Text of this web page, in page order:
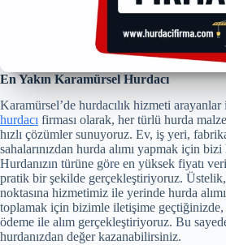
En Yakın Karamürsel Hurdacı
Karamürsel’de hurdacılık hizmeti arayanlar
hurdacı firması olarak, her türlü hurda
hızlı çözümler sunuyoruz. Ev, iş yeri,
sahalarınızdan hurda alımı yapmak için
Hurdanızın türüne göre en yüksek fiyatı
pratik bir şekilde gerçekleştiriyoruz.
noktasına hizmetimiz ile yerinde hurda
toplamak için bizimle iletişime geçtiğinizde,
ödeme ile alım gerçekleştiriyoruz. Bu
hurdanızdan değer kazanabilirsiniz.